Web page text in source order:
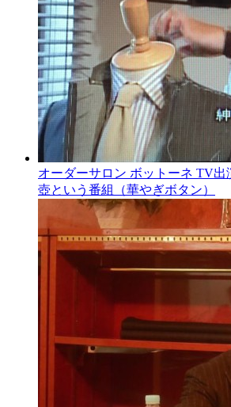
オーダーサロン ボットーネ TV
壺という番組（華やぎボタン）